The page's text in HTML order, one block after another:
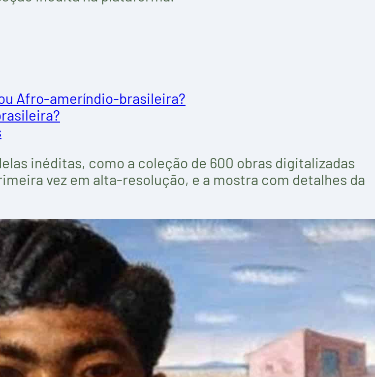
Afro-ameríndio-brasileira?
inéditas, como a coleção de 600 obras digitalizadas
vez em alta-resolução, e a mostra com detalhes da